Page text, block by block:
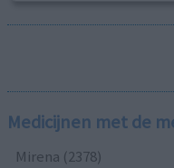
Medicijnen met de
Mirena (2378)